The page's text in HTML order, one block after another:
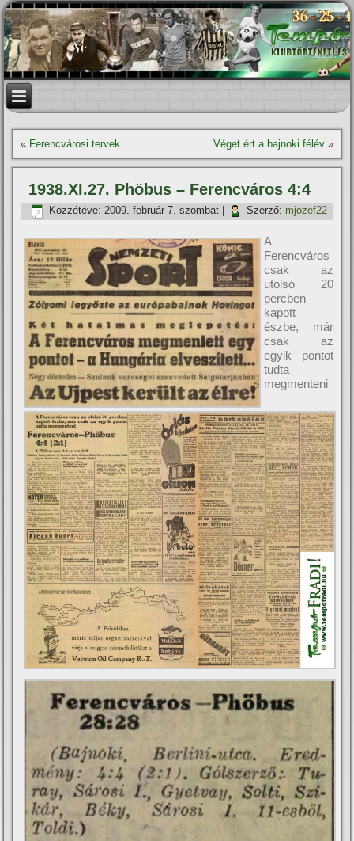
« Ferencvárosi tervek Véget ért a bajnoki félév»
1938.XI.27. Phöbus – Ferencváros 4:4
Közzétéve: 2009. február 7. szombat Szerző: mjozef22
A
Ferencváros
csak az
utolsó 20
percben
kapott
észbe, már
csak az
egyik pontot
tudta
megmenteni